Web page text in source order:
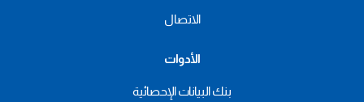
الاتصال
الأدوات
بنك البيانات الإحصائية